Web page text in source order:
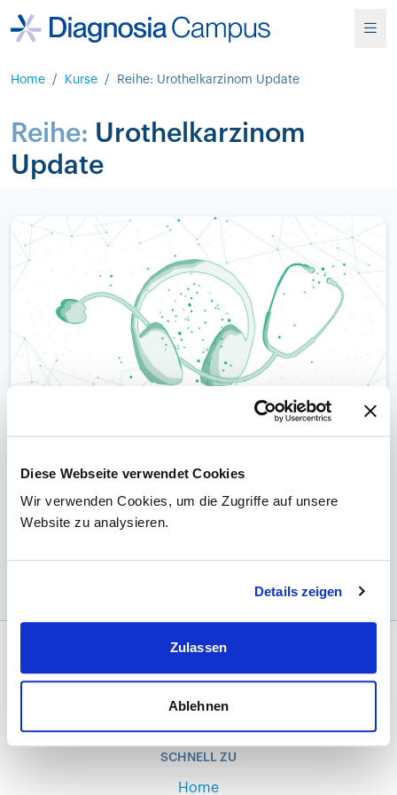
Diese Webseite verwendet Cookies
Wir verwenden Cookies, um die Zugriffe auf unsere
Website zu analysieren.
Details zeigen
Zulassen
Ablehnen
Home / Kurse / Reihe: Urothelkarzinom Update
Reihe: Urothelkarzinom
Update
Impact auf die Praxis
Dr.in Dora Niedersüß-Beke; Dr. Kilian Gust
Für Ärzte
Für Krankenhäuser
SCHNELL ZU
Home